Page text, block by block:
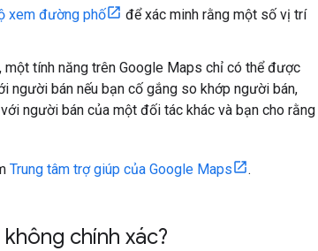
xem đường phố
để xác minh rằng một số vị trí
tính năng trên Google Maps chỉ có thể được
người bán nếu bạn cố gắng so khớp người bán,
người bán của một đối tác khác và bạn cho rằng
Trung tâm trợ giúp của Google Maps .
chính xác?